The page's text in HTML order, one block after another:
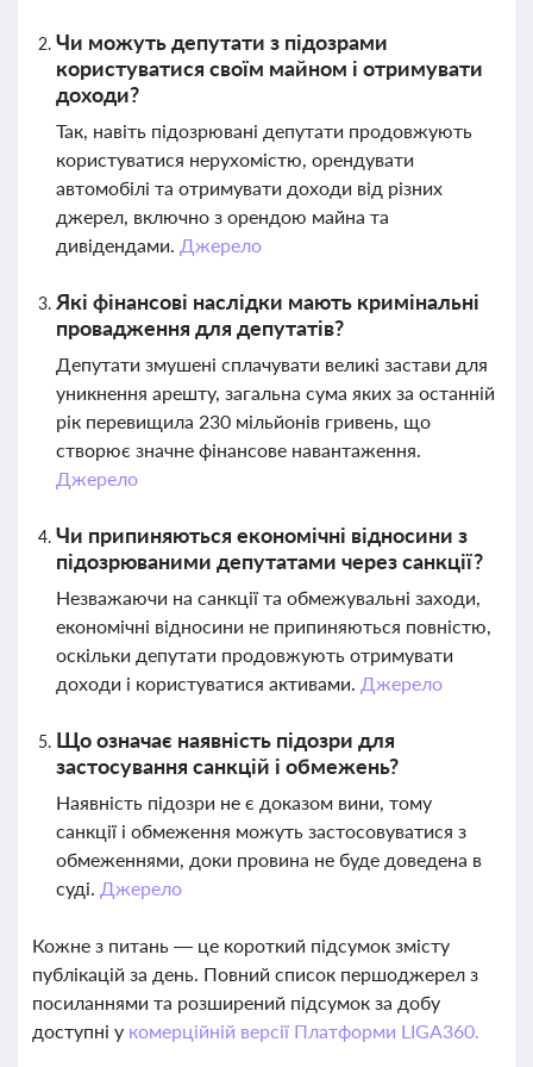
Чи можуть депутати з підозрами
користуватися своїм майном і отримувати
доходи?
Так, навіть підозрювані депутати продовжують
користуватися нерухомістю, орендувати
автомобілі та отримувати доходи від різних
джерел, включно з орендою майна та
дивідендами. Джерело
Які фінансові наслідки мають кримінальні
провадження для депутатів?
Депутати змушені сплачувати великі застави для
уникнення арешту, загальна сума яких за останній
рік перевищила 230 мільйонів гривень, що
створює значне фінансове навантаження.
Джерело
Чи припиняються економічні відносини з
підозрюваними депутатами через санкції?
Незважаючи на санкції та обмежувальні заходи,
економічні відносини не припиняються повністю,
оскільки депутати продовжують отримувати
доходи і користуватися активами. Джерело
Що означає наявність підозри для
застосування санкцій і обмежень?
Наявність підозри не є доказом вини, тому
санкції і обмеження можуть застосовуватися з
обмеженнями, доки провина не буде доведена в
суді. Джерело
Кожне з питань — це короткий підсумок змісту
публікацій за день. Повний список першоджерел з
посиланнями та розширений підсумок за добу
доступні у комерційній версії Платформи LIGA360.